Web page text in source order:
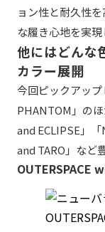
ョン性と耐久性
な履き心地を実現
他にはどんな
カラー展開
今回ピックアップ
PHANTOM」の
and ECLIPSE」
and TARO」など
OUTERSPACE